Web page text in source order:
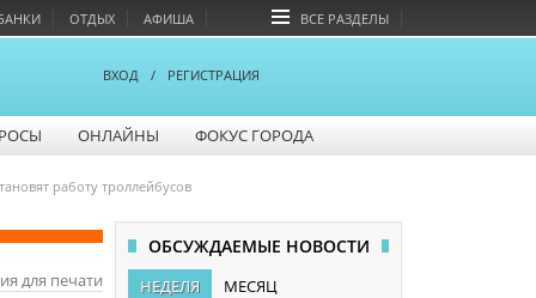
ОТДЫХ АФИША ВСЕ РАЗДЕЛЫ
ВХОД / РЕГИСТРАЦИЯ
ОНЛАЙНЫ ФОКУС ГОРОДА
работу троллейбусов
для печати
ОБСУЖДАЕМЫЕ НОВОСТИ
НЕДЕЛЯ МЕСЯЦ